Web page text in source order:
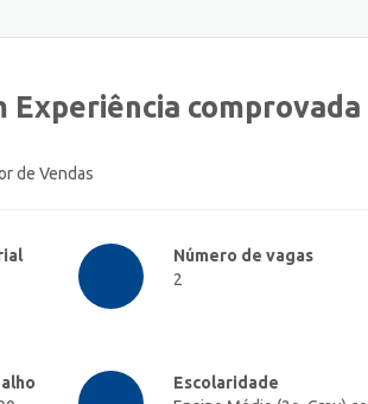
Experiência comprovada
de Vendas
Número de vagas
2
Escolaridade